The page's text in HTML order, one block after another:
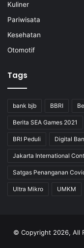
Kuliner
Pariwisata
Kesehatan
Otomotif
Tags
bank bjb BBRI
Berita SEA Games 2021
BRI Peduli Digital
Jakarta International
Satgas Penanganan
Ultra Mikro UMKM
© Copyright 2026, All